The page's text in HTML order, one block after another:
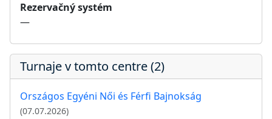
Rezervačný systém
—
Turnaje v tomto centre (2)
Országos Egyéni Női és Férfi Bajnokság
(07.07.2026)